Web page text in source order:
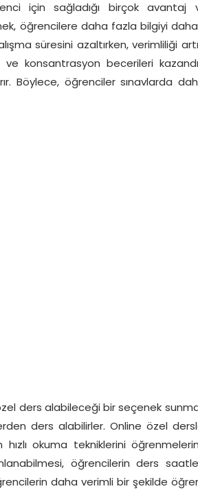
için sağladığı birçok avantaj
öğrencilere daha fazla bilgiyi daha
süresini azaltırken, verimliliği
konsantrasyon becerileri
Böylece, öğrenciler sınavlarda
ders alabileceği bir seçenek
ders alabilirler. Online özel
okuma tekniklerini
öğrencilerin ders
daha verimli bir şekilde